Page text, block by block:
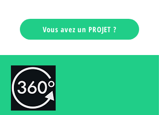
Vous avez un PROJET ?